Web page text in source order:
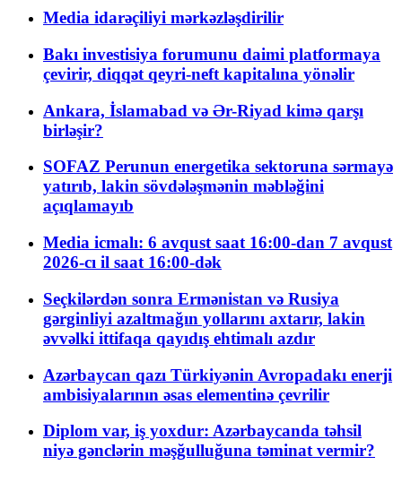
Media idarəçiliyi mərkəzləşdirilir
Bakı investisiya forumunu daimi platformaya
çevirir, diqqət qeyri-neft kapitalına yönəlir
Ankara, İslamabad və Ər-Riyad kimə qarşı
birləşir?
SOFAZ Perunun energetika sektoruna sərmayə
yatırıb, lakin sövdələşmənin məbləğini
açıqlamayıb
Media icmalı: 6 avqust saat 16:00-dan 7 avqust
2026-cı il saat 16:00-dək
Seçkilərdən sonra Ermənistan və Rusiya
gərginliyi azaltmağın yollarını axtarır, lakin
əvvəlki ittifaqa qayıdış ehtimalı azdır
Azərbaycan qazı Türkiyənin Avropadakı enerji
ambisiyalarının əsas elementinə çevrilir
Diplom var, iş yoxdur: Azərbaycanda təhsil
niyə gənclərin məşğulluğuna təminat vermir?